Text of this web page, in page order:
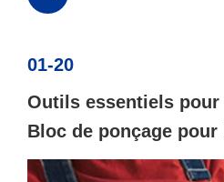
01-20
Outils essentiels
Bloc de ponçage